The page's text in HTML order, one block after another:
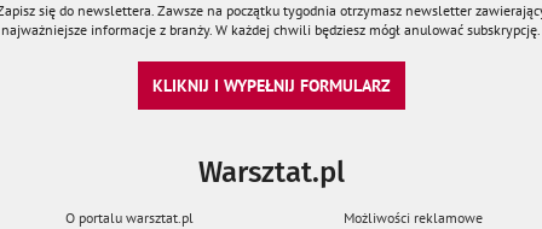
się do newslettera. Zawsze na początku tygodnia otrzymasz newsletter
najważniejsze informacje z branży. W każdej chwili będziesz mógł anulować subskrypcję.
KLIKNIJ I WYPEŁNIJ FORMULARZ
Warsztat.pl
O portalu warsztat.pl
Możliwości reklamowe